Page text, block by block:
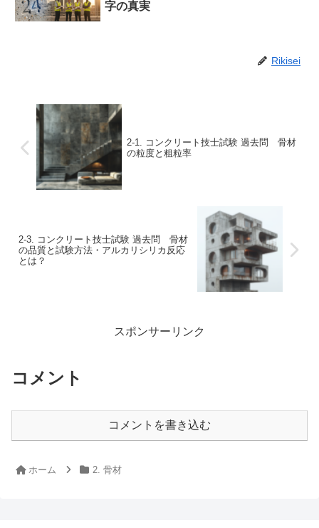
字の真実
Rikisei
2-1. コンクリート技士試験 過去問 骨材
の粒度と粗粒率
2-3. コンクリート技士試験 過去問 骨材
の品質と試験方法・アルカリシリカ反応
とは？
スポンサーリンク
コメント
コメントを書き込む
ホーム 2. 骨材